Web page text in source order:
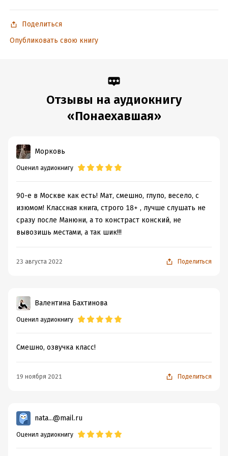
Поделиться
Опубликовать свою книгу
Отзывы на аудиокнигу
«Понаехавшая»
Морковь
Оценил аудиокнигу
90-е в Москве как есть! Мат, смешно, глупо, весело, с
изюмом! Классная книга, строго 18+ , лучше слушать не
сразу после Манюни, а то констраст конский, не
вывозишь местами, а так шик!!!
23 августа 2022 Поделиться
Валентина Бахтинова
Оценил аудиокнигу
Смешно, озвучка класс!
19 ноября 2021 Поделиться
nata...@mail.ru
Оценил аудиокнигу